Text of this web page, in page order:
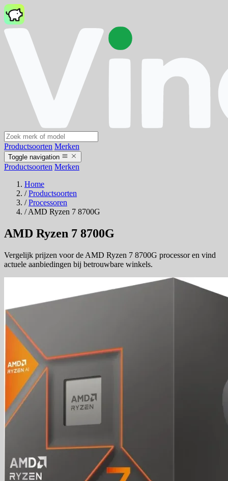
Productsoorten Merken
Toggle navigation
Productsoorten Merken
Home
/ Productsoorten
/ Processoren
/ AMD Ryzen 7 8700G
AMD Ryzen 7 8700G
Vergelijk prijzen voor de AMD Ryzen 7 8700G processor en vind
actuele aanbiedingen bij betrouwbare winkels.